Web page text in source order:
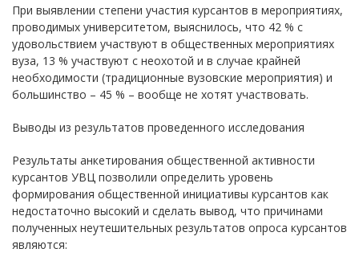
При выявлении степени участия курсантов в мероприятиях,
проводимых университетом, выяснилось, что 42 % с
удовольствием участвуют в общественных мероприятиях
вуза, 13 % участвуют с неохотой и в случае крайней
необходимости (традиционные вузовские мероприятия) и
большинство – 45 % – вообще не хотят участвовать.
Выводы из результатов проведенного исследования
Результаты анкетирования общественной активности
курсантов УВЦ позволили определить уровень
формирования общественной инициативы курсантов как
недостаточно высокий и сделать вывод, что причинами
полученных неутешительных результатов опроса курсантов
являются: